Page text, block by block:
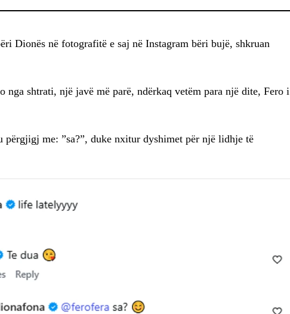
Dionës në fotografitë e saj në Instagram bëri bujë, shkruan
nga shtrati, një javë më parë, ndërkaq vetëm para një dite, Fero i
me: ”sa?”, duke nxitur dyshimet për një lidhje të